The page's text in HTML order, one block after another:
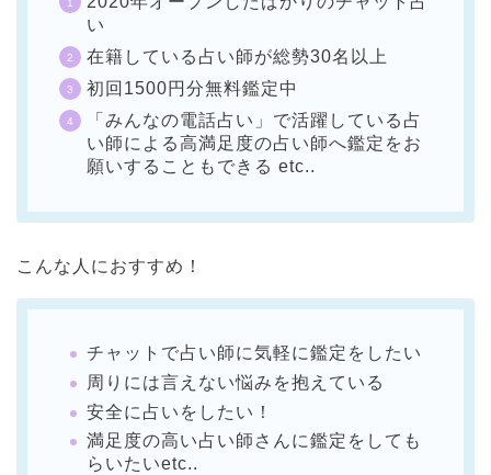
い
在籍している占い師が総勢30名以上
初回1500円分無料鑑定中
「みんなの電話占い」で活躍している占
い師による高満足度の占い師へ鑑定をお
願いすることもできる etc..
こんな人におすすめ！
チャットで占い師に気軽に鑑定をしたい
周りには言えない悩みを抱えている
安全に占いをしたい！
満足度の高い占い師さんに鑑定をしても
らいたいetc..